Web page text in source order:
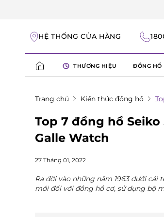
HỆ THỐNG CỬA HÀNG
THƯƠNG HIỆU ĐỒNG HỒ
Trang chủ Kiến thức đồng hồ
Top 7 đồng hồ
Galle Watch
27 Tháng 01, 2022
Ra đời vào những năm 1963 dưới
mới đối với đồng hồ cơ, sử dụng bộ